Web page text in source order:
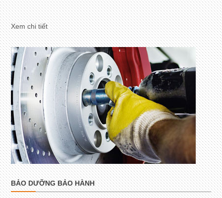
Xem chi tiết
BẢO DƯỠNG BẢO HÀNH